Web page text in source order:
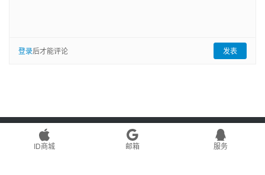
登录后才能评论 发表
Copyright © 2022 游游seo博客 版权所有
WordPress
ID商城
邮箱 服务